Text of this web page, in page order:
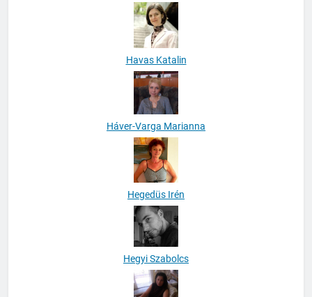
Havas Katalin
Háver-Varga Marianna
Hegedüs Irén
Hegyi Szabolcs